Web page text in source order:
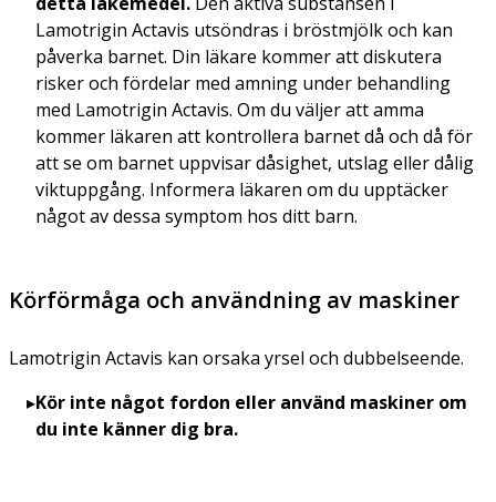
Lamotrigin Actavis utsöndras i bröstmjölk och kan
påverka barnet. Din läkare kommer att diskutera
risker och fördelar med amning under behandling
med Lamotrigin Actavis. Om du väljer att amma
kommer läkaren att kontrollera barnet då och då för
att se om barnet uppvisar dåsighet, utslag eller dålig
viktuppgång. Informera läkaren om du upptäcker
något av dessa symptom hos ditt barn.
Körförmåga och användning av maskiner
Lamotrigin Actavis kan orsaka yrsel och dubbelseende.
Kör inte något fordon eller använd maskiner om
du inte känner dig bra.